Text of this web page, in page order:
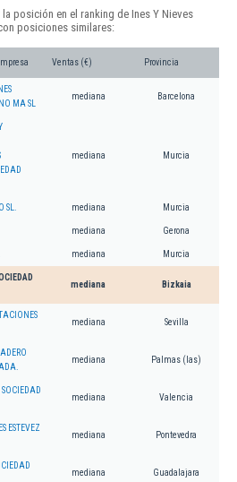
posición en el ranking de Ines Y Nieves
posiciones similares:
Ventas (€) Provincia
MA SL
mediana Barcelona
mediana Murcia
mediana Murcia
mediana Gerona
mediana Murcia
mediana Bizkaia
mediana Sevilla
mediana Palmas (las)
mediana Valencia
ESTEVEZ
mediana Pontevedra
mediana Guadalajara